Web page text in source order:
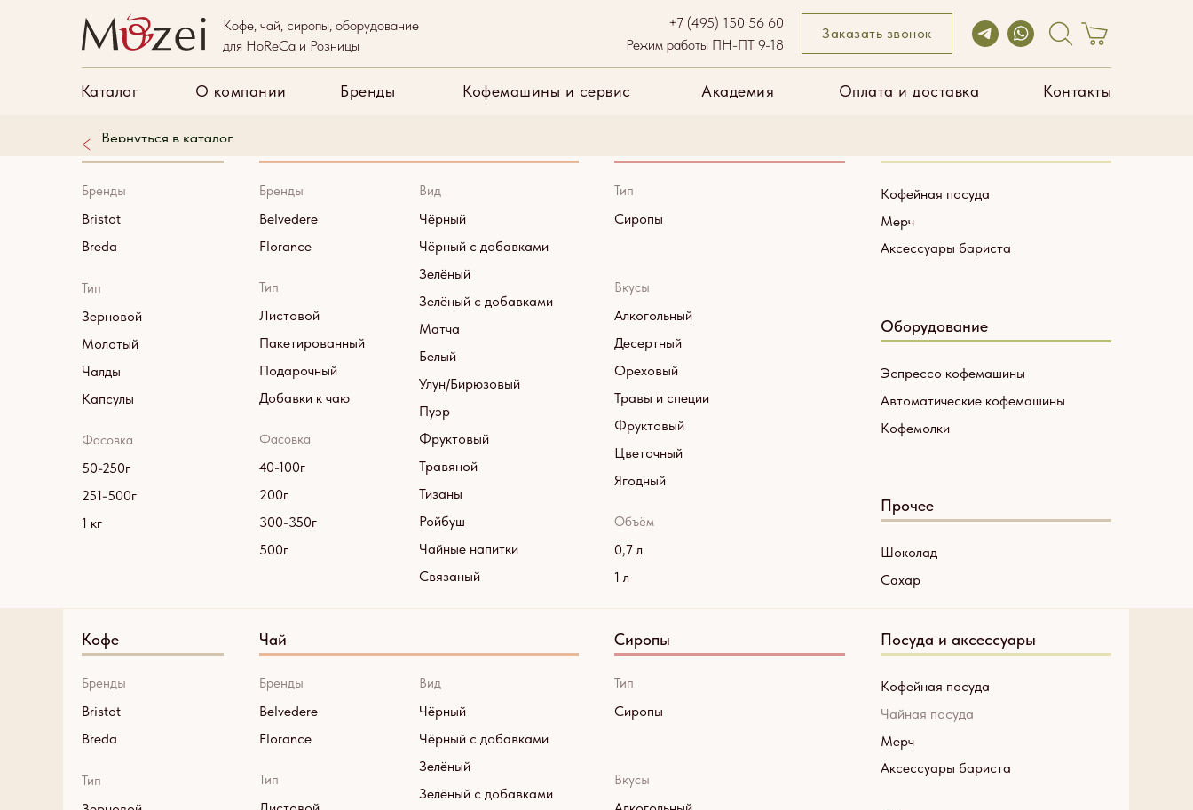
Заказать звонок
Режим работы ПН-ПТ 9-18
+7 (495) 150 56 60
Каталог
Кофе, чай, сиропы, оборудование
для HoReCa и Розницы
О компании Академия Оплата и доставка Контакты
Бренды Кофемашины и сервис
Bristot
Breda
Кофе
50-250г
251-500г
Бренды
1 кг
Фасовка
Зерновой
Тип
Молотый
Чалды
Капсулы
Тип
Листовой
Belvedere
Florance
Пакетированный
Бренды
Подарочный
Добавки к чаю
Фасовка
40-100г
200г
Чёрный
Вид
Чёрный с добавками
Зелёный
Матча
Улун/Бирюзовый
Фруктовый
Зелёный с добавками
Пуэр
Белый
Травяной
Тизаны
Ройбуш
Чайные напитки
Связаный
Сиропы
Тип
Вкусы
Алкогольный
Травы и специи
Десертный
Фруктовый
Ореховый
Цветочный
Ягодный
0,7 л
1 л
Объём
Оборудование
Автоматические кофемашины
Кофемолки
Кофейная посуда
Прочее
Эспрессо кофемашины
Сахар
Шоколад
Мерч
Аксессуары бариста
300-350г
500г
О компании Академия Оплата и доставка Контакты
Каталог
Чай Сиропы
Bristot
Breda
Кофе
Бренды
Тип Тип
Belvedere
Florance
Бренды
Чёрный
Вид
Чёрный с добавками
Зелёный
Зелёный с добавками
Сиропы
Тип
Вкусы
Посуда и аксессуары
Кофейная посуда
Чайная посуда
Мерч
Аксессуары бариста
Вернуться в каталог